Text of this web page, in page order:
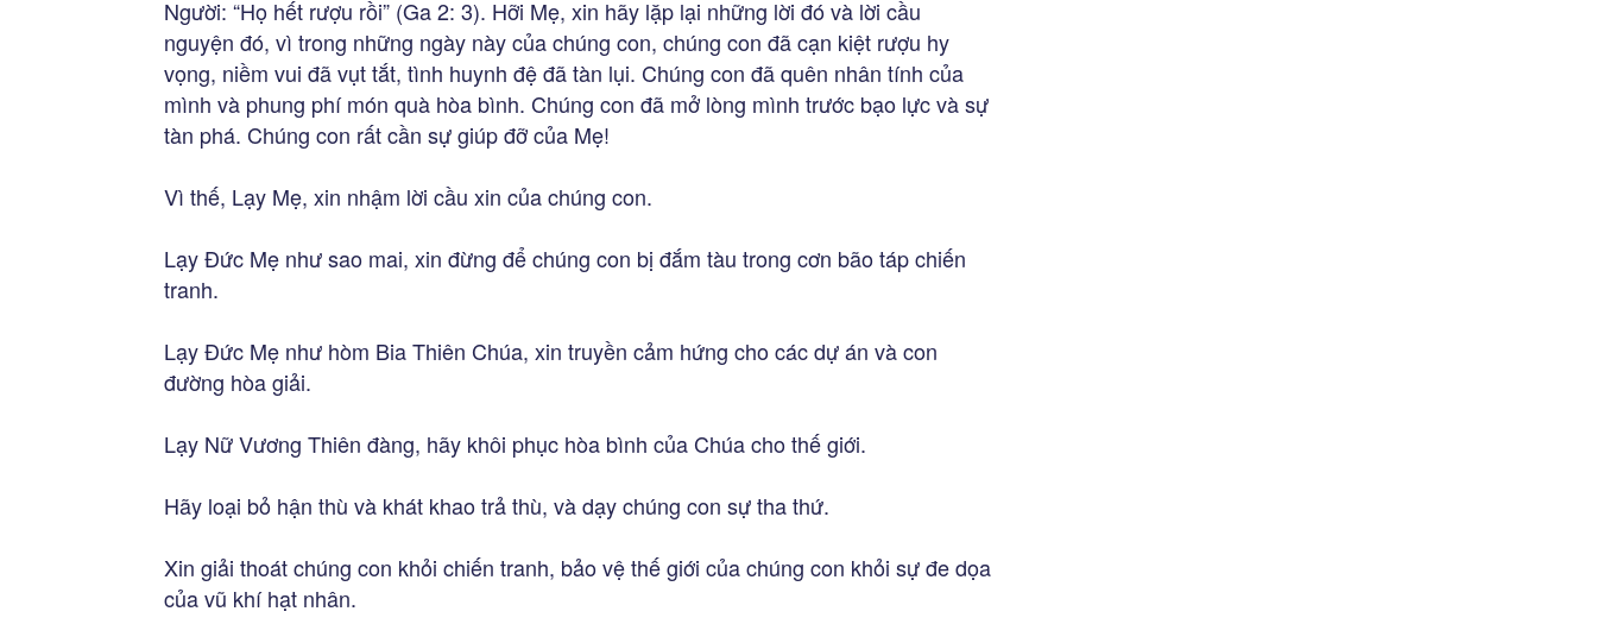
Người: “Họ hết rượu rồi” (Ga 2: 3). Hỡi Mẹ, xin hãy lặp lại những lời đó và lời cầu
nguyện đó, vì trong những ngày này của chúng con, chúng con đã cạn kiệt rượu hy
vọng, niềm vui đã vụt tắt, tình huynh đệ đã tàn lụi. Chúng con đã quên nhân tính của
mình và phung phí món quà hòa bình. Chúng con đã mở lòng mình trước bạo lực và sự
tàn phá. Chúng con rất cần sự giúp đỡ của Mẹ!
Vì thế, Lạy Mẹ, xin nhậm lời cầu xin của chúng con.
Lạy Đức Mẹ như sao mai, xin đừng để chúng con bị đắm tàu trong cơn bão táp chiến
tranh.
Lạy Đức Mẹ như hòm Bia Thiên Chúa, xin truyền cảm hứng cho các dự án và con
đường hòa giải.
Lạy Nữ Vương Thiên đàng, hãy khôi phục hòa bình của Chúa cho thế giới.
Hãy loại bỏ hận thù và khát khao trả thù, và dạy chúng con sự tha thứ.
Xin giải thoát chúng con khỏi chiến tranh, bảo vệ thế giới của chúng con khỏi sự đe dọa
của vũ khí hạt nhân.